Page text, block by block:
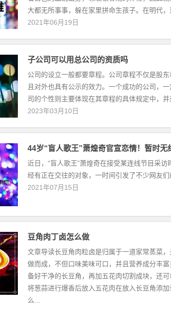
大都无所事事，躲在家里拼命生孩子。在明代，
2021年06月19日
子公司可以用总公司的资质吗
公司的设立一般都要章程。公司章程不仅是股
且对外也具有公示的效力。一个成功的公司，
司的个性则主要体现在其章程的具体规定中，并
2023年03月10日
44岁“盲人歌王”萧煌奇官宣恋情！暂时
近日，“盲人歌王”萧煌奇在接受某连线节目采
经有正在交往的对象，一时间引发了不少网友们
2021年07月15日
豆角肉丁卤怎么做
文章导读长豆角肉粒卤是归属于一道家常蒸菜
做而成，不但口味美味可口，并且营养成分丰
备好干净的长豆角，再加五花肉切割成块，还
将葱蒜进行爆香后放入五花肉在放入长豆角添
么...